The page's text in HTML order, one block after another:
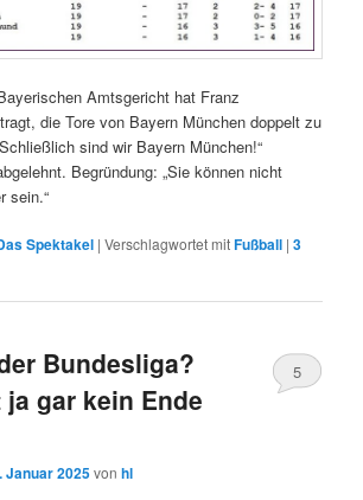
Amtsgericht hat Franz
die Tore von Bayern München doppelt zu
sind wir Bayern München!“
Begründung: „Sie können nicht
sein.“
Spektakel |Verschlagwortet mitFußball |3
Bundesliga?
gar kein Ende
Januar 2025vonhl
5